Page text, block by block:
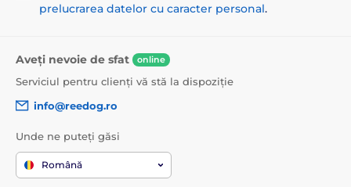
prelucrarea datelor cu caracter personal.
Aveți nevoie de sfat online
Serviciul pentru clienți vă stă la dispoziție
info@reedog.ro
Unde ne puteți găsi
Română